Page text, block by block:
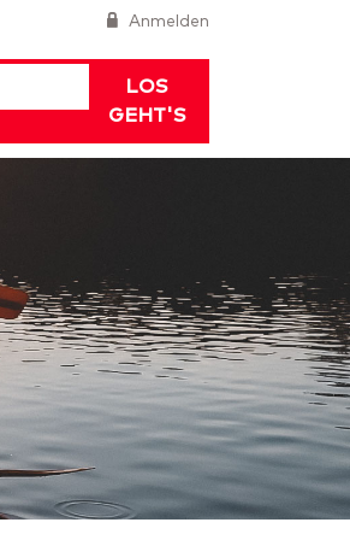
Anmelden
LOS
GEHT'S